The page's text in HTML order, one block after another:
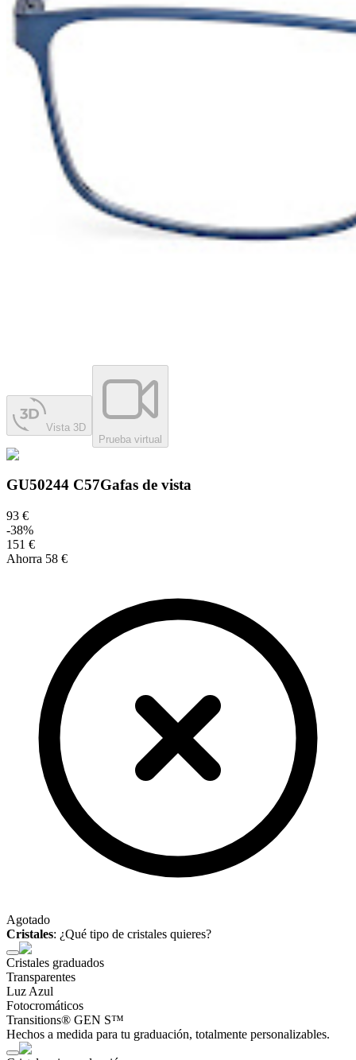
Vista 3D
Prueba virtual
GU50244 C57Gafas de vista
93 €
-38%
151 €
Ahorra 58 €
Agotado
Cristales: ¿Qué tipo de cristales quieres?
Cristales graduados
Transparentes
Luz Azul
Fotocromáticos
Transitions® GEN S™
Hechos a medida para tu graduación, totalmente personalizables.